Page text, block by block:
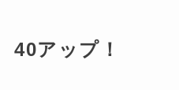
40アップ！